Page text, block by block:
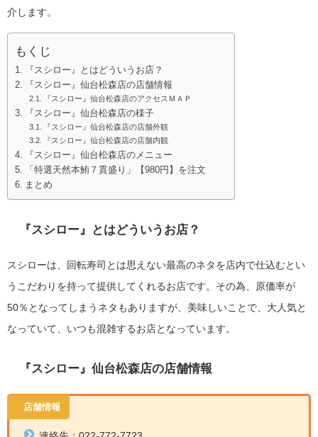
介します。
もくじ
『スシロー』とはどういうお店？
『スシロー』仙台松森店の店舗情報
『スシロー』仙台松森店のアクセスＭＡＰ
『スシロー』仙台松森店の様子
『スシロー』仙台松森店の店舗外観
『スシロー』仙台松森店の店舗内観
『スシロー』仙台松森店のメニュー
「特選天然本鮪７貫盛り」【980円】を注文
まとめ
『スシロー』とはどういうお店？
スシローは、回転寿司とは思えない最高のネタを店内で仕込むとい
うこだわりを持って提供してくれるお店です。その為、原価率が
50％となってしまうネタもありますが、美味しいことで、大人気と
なっていて、いつも混雑するお店となっています。
『スシロー』仙台松森店の店舗情報
店舗情報